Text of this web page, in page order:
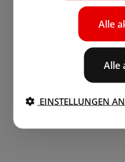
Alle
Alle
EINSTELLUNGEN